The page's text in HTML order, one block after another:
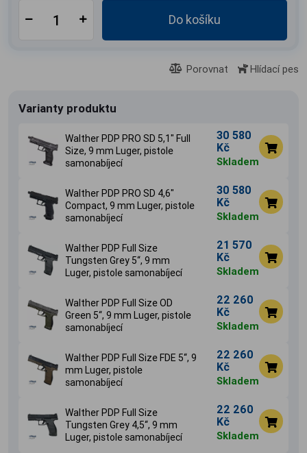
Do košíku
Porovnat Hlídací pes
Varianty produktu
Walther PDP PRO SD 5,1" Full
Size, 9 mm Luger, pistole
samonabíjecí
30 580
Kč
Skladem
Walther PDP PRO SD 4,6"
Compact, 9 mm Luger, pistole
samonabíjecí
30 580
Kč
Skladem
Walther PDP Full Size
Tungsten Grey 5‘‘, 9 mm
Luger, pistole samonabíjecí
21 570
Kč
Skladem
Walther PDP Full Size OD
Green 5‘‘, 9 mm Luger, pistole
samonabíjecí
22 260
Kč
Skladem
Walther PDP Full Size FDE 5‘‘, 9
mm Luger, pistole
samonabíjecí
22 260
Kč
Skladem
Walther PDP Full Size
Tungsten Grey 4,5‘‘, 9 mm
Luger, pistole samonabíjecí
22 260
Kč
Skladem